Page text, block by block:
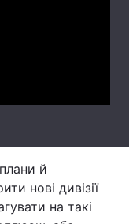
й
нові дивізії
на такі